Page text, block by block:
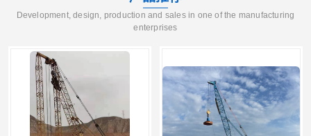
Development, design, production and sales in one of the manufacturing
enterprises